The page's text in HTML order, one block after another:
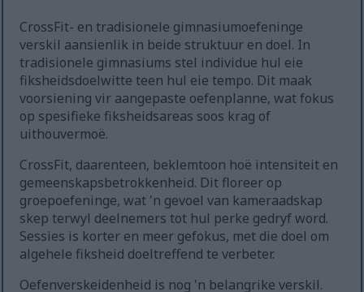
CrossFit- en tradisionele gimnasiumoefeninge
verskil aansienlik in beide struktuur en doel. In
tradisionele gimnasiums stel individue hul eie
fiksheidsdoelwitte teen hul eie tempo. Dit maak
voorsiening vir aangepaste oefenplanne, wat fokus
op spesifieke fiksheidsareas soos krag of
uithouvermoë.
CrossFit, daarenteen, beklemtoon hoë intensiteit en
gemeenskapsbetrokkenheid. Dit floreer op
groepoefeninge, wat 'n gevoel van kameraadskap
skep terwyl deelnemers tot hul perke gedryf word.
Sessies is korter en meer gefokus, met die doel om
algehele fiksheid doeltreffend te verbeter.
Oefenverskeidenheid is nog 'n belangrike verskil.